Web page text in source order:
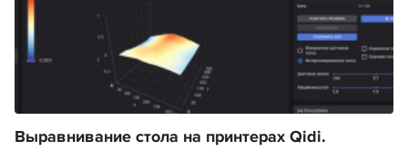
Выравнивание стола на принтерах Qidi.